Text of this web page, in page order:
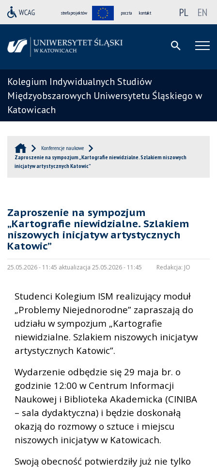
strefa projektów poczta kontakt PL EN
Kolegium Indywidualnych Studiów
Międzyobszarowych Uniwersytetu Śląskiego w
Katowicach
Konferencje naukowe
Zaproszenie na sympozjum „Kartografie niewidzialne. Szlakiem niszowych
inicjatyw artystycznych Katowic”
Zaproszenie na sympozjum
„Kartografie niewidzialne. Szlakiem
niszowych inicjatyw artystycznych
Katowic”
25.05.2026 - 11:45 aktualizacja 25.05.2026 - 11:45 Redakcja: JO
Studenci Kolegium ISM realizujący moduł
„Problemy Niejednorodne” zapraszają do
udziału w sympozjum „Kartografie
niewidzialne. Szlakiem niszowych inicjatyw
artystycznych Katowic”.
Wydarzenie odbędzie się 29 maja br. o
godzinie 12:00 w Centrum Informacji
Naukowej i Biblioteka Akademicka (CINIBA
– sala dydaktyczna) i będzie doskonałą
okazją do rozmowy o sztuce i miejscu
niszowych inicjatyw w Katowicach.
Swoją obecność potwierdziły już nie tylko